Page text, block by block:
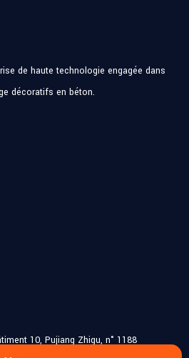
de haute technologie engagée dans
décoratifs en béton.
10, Pujiang Zhigu, n° 1188